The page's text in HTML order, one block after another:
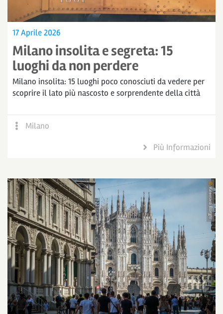
17 Aprile 2026
Milano insolita e segreta: 15
luoghi da non perdere
Milano insolita: 15 luoghi poco conosciuti da vedere per
scoprire il lato più nascosto e sorprendente della città
Milano
Più Informazioni